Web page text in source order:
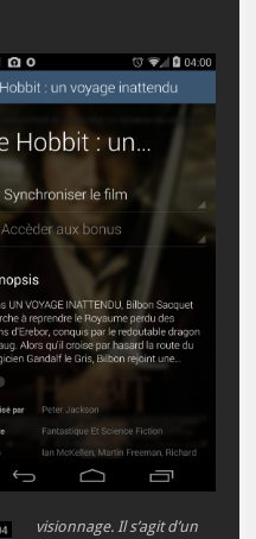
visionnage. Il s’agit d’un